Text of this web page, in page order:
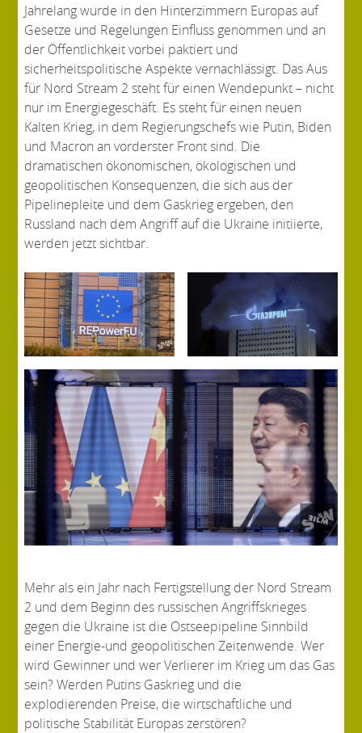
Jahrelang wurde in den Hinterzimmern Europas auf
Gesetze und Regelungen Einfluss genommen und an
der Öffentlichkeit vorbei paktiert und
sicherheitspolitische Aspekte vernachlässigt. Das Aus
für Nord Stream 2 steht für einen Wendepunkt – nicht
nur im Energiegeschäft. Es steht für einen neuen
Kalten Krieg, in dem Regierungschefs wie Putin, Biden
und Macron an vorderster Front sind. Die
dramatischen ökonomischen, ökologischen und
geopolitischen Konsequenzen, die sich aus der
Pipelinepleite und dem Gaskrieg ergeben, den
Russland nach dem Angriff auf die Ukraine initiierte,
werden jetzt sichtbar.
Mehr als ein Jahr nach Fertigstellung der Nord Stream
2 und dem Beginn des russischen Angriffskrieges
gegen die Ukraine ist die Ostseepipeline Sinnbild
einer Energie-und geopolitischen Zeitenwende. Wer
wird Gewinner und wer Verlierer im Krieg um das Gas
sein? Werden Putins Gaskrieg und die
explodierenden Preise, die wirtschaftliche und
politische Stabilität Europas zerstören?